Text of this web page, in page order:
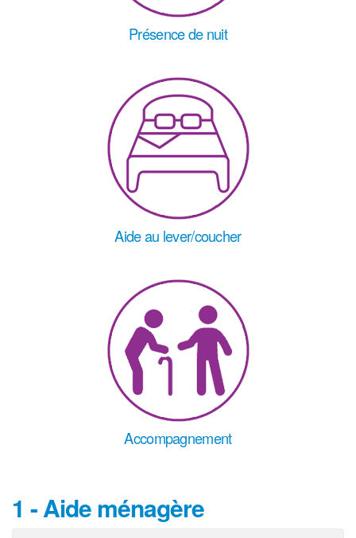
Présence de nuit
Aide au lever/coucher
Accompagnement
1 - Aide ménagère